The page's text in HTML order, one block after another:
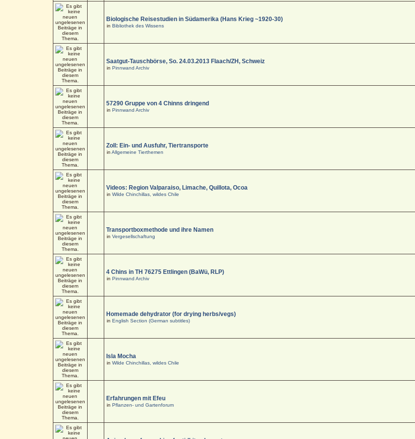
Biologische Reisestudien in Südamerika (Hans Krieg ~1920-30)
in Bibliothek des Wissens
Saatgut-Tauschbörse, So. 24.03.2013 Flaach/ZH, Schweiz
in Pinnwand Archiv
57290 Gruppe von 4 Chinns dringend
in Pinnwand Archiv
Zoll: Ein- und Ausfuhr, Tiertransporte
in Allgemeine Tierthemen
Videos: Region Valparaiso, Limache, Quillota, Ocoa
in Wilde Chinchillas, wildes Chile
Transportboxmethode und ihre Namen
in Vergesellschaftung
4 Chins in TH 76275 Ettlingen (BaWü, RLP)
in Pinnwand Archiv
Homemade dehydrator (for drying herbs/vegs)
in English Section (German subtitles)
Isla Mocha
in Wilde Chinchillas, wildes Chile
Erfahrungen mit Efeu
in Pflanzen- und Gartenforum